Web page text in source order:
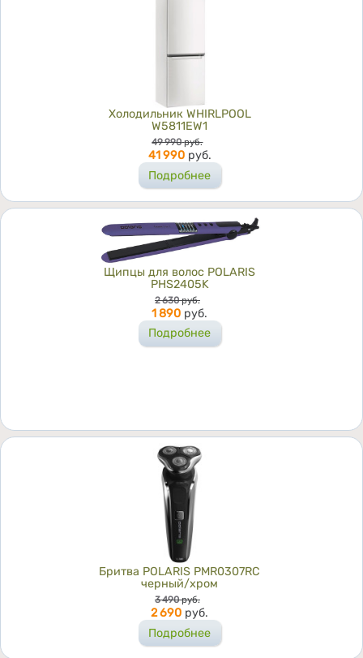
Холодильник WHIRLPOOL
W5811EW1
Цена
49 990 руб.
41 990 руб.
Подробнее
Щипцы для волос POLARIS
PHS2405K
Цена
2 630 руб.
1 890 руб.
Подробнее
Бритва POLARIS PMR0307RC
черный/хром
Цена
3 490 руб.
2 690 руб.
Подробнее